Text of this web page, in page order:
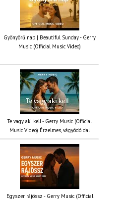
Gyönyörű nap | Beautiful Sunday - Gerry
Music (Official Music Video)
Te vagy aki kell - Gerry Music (Official
Music Video) Érzelmes, vágyódó dal
Egyszer rájössz - Gerry Music (Official